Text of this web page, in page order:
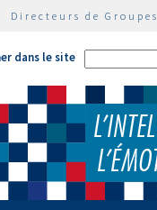
Directeurs de Groupes
dans le site